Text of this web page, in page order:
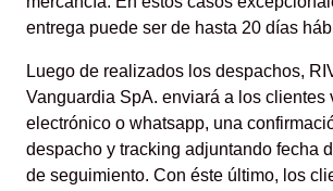
entrega puede ser de hasta 20 días
Luego de realizados los despachos,
Vanguardia SpA. enviará a los clientes
electrónico o whatsapp, una
despacho y tracking adjuntando fecha
de seguimiento. Con éste último, los